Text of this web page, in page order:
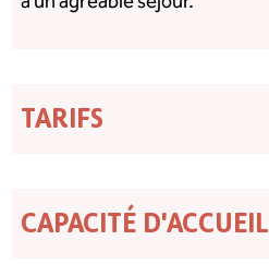
TARIFS
CAPACITÉ D'ACCUEIL